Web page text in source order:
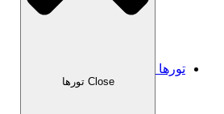
تورها
Close تورها